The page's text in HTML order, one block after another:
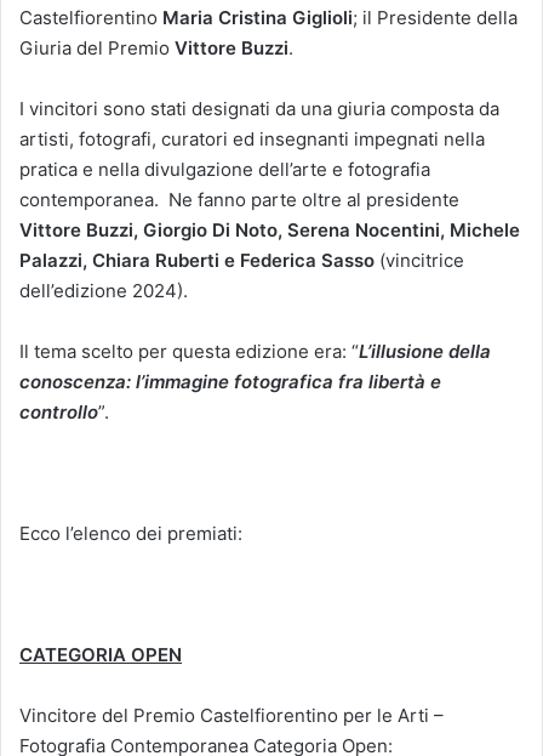
Castelfiorentino Maria Cristina Giglioli; il Presidente della
Giuria del Premio Vittore Buzzi.
I vincitori sono stati designati da una giuria composta da
artisti, fotografi, curatori ed insegnanti impegnati nella
pratica e nella divulgazione dell’arte e fotografia
contemporanea. Ne fanno parte oltre al presidente
Vittore Buzzi, Giorgio Di Noto, Serena Nocentini, Michele
Palazzi, Chiara Ruberti e Federica Sasso (vincitrice
dell’edizione 2024).
Il tema scelto per questa edizione era: “L’illusione della
conoscenza: l’immagine fotografica fra libertà e
controllo”.
Ecco l’elenco dei premiati:
CATEGORIA OPEN
Vincitore del Premio Castelfiorentino per le Arti –
Fotografia Contemporanea Categoria Open: